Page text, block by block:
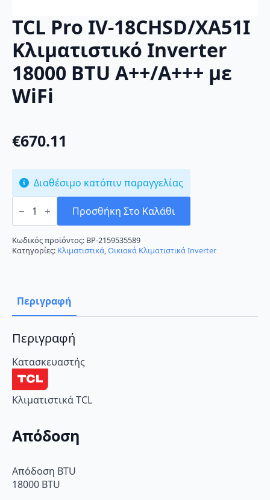
TCL Pro IV-18CHSD/XA51I
Κλιματιστικό Inverter
18000 BTU A++/A+++ με
WiFi
€670.11
Διαθέσιμο κατόπιν παραγγελίας
TCL
Pro
18CHSD/XA51I
Κλιματιστικό
Inverter
18000
WiFi
ποσότητα
Προσθήκη Στο Καλάθι
Κωδικός προϊόντος: BP-2159535589
Κατηγορίες: Κλιματιστικά,Οικιακά Κλιματιστικά Inverter
Περιγραφή
Περιγραφή
Κατασκευαστής
Κλιματιστικά TCL
Απόδοση
Απόδοση BTU
18000 BTU